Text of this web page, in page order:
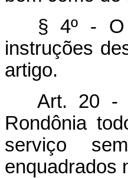
§ 4º - O
instruções
artigo.
Art. 20 -
Rondônia
serviço
enquadrados